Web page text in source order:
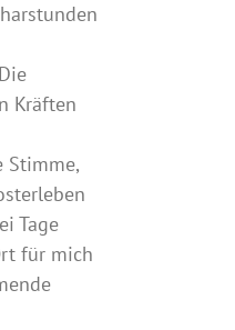
Kräften
Stimme,
Tage
für mich